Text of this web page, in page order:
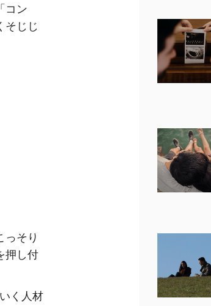
コン
そじじ
っそり
押し付
く人材